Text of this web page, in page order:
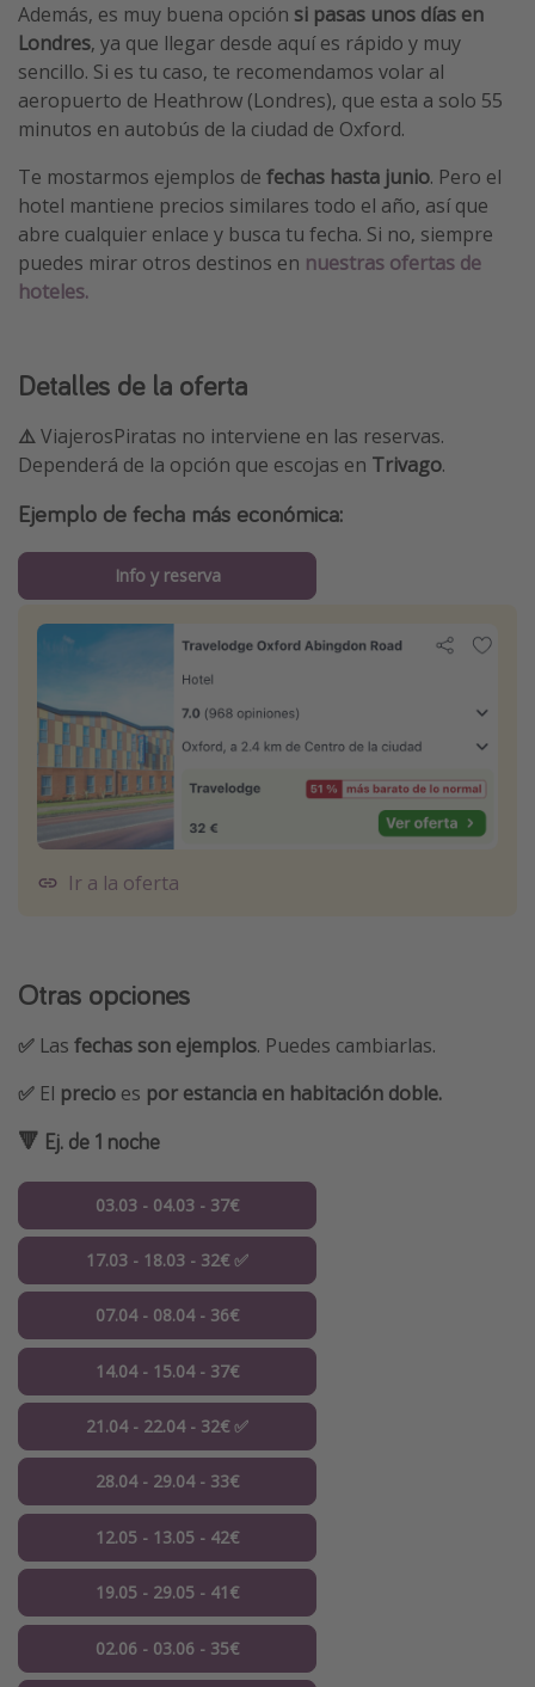
Harry Potter en Londres y otros destinos
Eventos deportivos
Además, es muy buena opción si pasas unos días en
Londres, ya que llegar desde aquí es rápido y muy
sencillo. Si es tu caso, te recomendamos volar al
aeropuerto de Heathrow (Londres), que esta a solo 55
minutos en autobús de la ciudad de Oxford.
Te mostarmos ejemplos de fechas hasta junio. Pero el
hotel mantiene precios similares todo el año, así que
abre cualquier enlace y busca tu fecha. Si no, siempre
puedes mirar otros destinos en nuestras ofertas de
hoteles.
Detalles de la oferta
⚠️ViajerosPiratas no interviene en las reservas.
Dependerá de la opción que escojas en Trivago.
Ejemplo de fecha más económica:
Info y reserva
Ir a la oferta
Otras opciones
✅ Las fechas son ejemplos. Puedes cambiarlas.
✅ El precio es por estancia en habitación doble.
🔻 Ej. de 1 noche
03.03 - 04.03 - 37€
17.03 - 18.03 - 32€ ✅
07.04 - 08.04 - 36€
14.04 - 15.04 - 37€
21.04 - 22.04 - 32€ ✅
28.04 - 29.04 - 33€
12.05 - 13.05 - 42€
19.05 - 29.05 - 41€
02.06 - 03.06 - 35€